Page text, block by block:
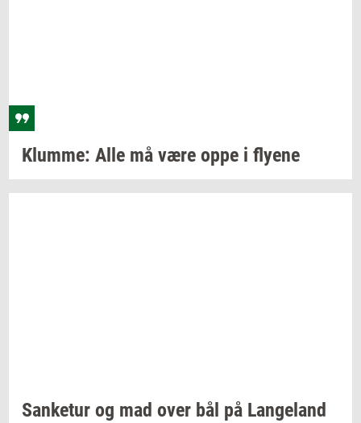
Klum­me: Alle må være oppe i fly­e­ne
San­ke­tur og mad over bål på Lan­geland